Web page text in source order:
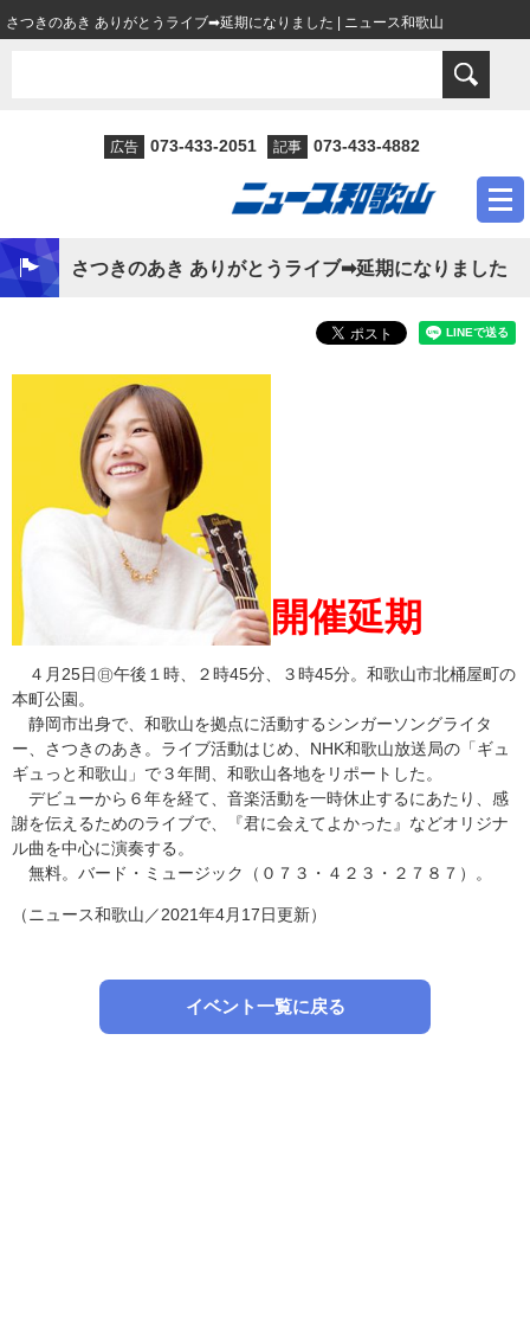
さつきのあき ありがとうライブ➡延期になりました | ニュース和歌山
広告 073-433-2051 記事 073-433-4882
さつきのあき ありがとうライブ➡延期になりました
開催延期
４月25日㊐午後１時、２時45分、３時45分。和歌山市北桶屋町の
本町公園。
静岡市出身で、和歌山を拠点に活動するシンガーソングライタ
ー、さつきのあき。ライブ活動はじめ、NHK和歌山放送局の「ギュ
ギュっと和歌山」で３年間、和歌山各地をリポートした。
デビューから６年を経て、音楽活動を一時休止するにあたり、感
謝を伝えるためのライブで、『君に会えてよかった』などオリジナ
ル曲を中心に演奏する。
無料。バード・ミュージック（０７３・４２３・２７８７）。
（ニュース和歌山／2021年4月17日更新）
イベント一覧に戻る